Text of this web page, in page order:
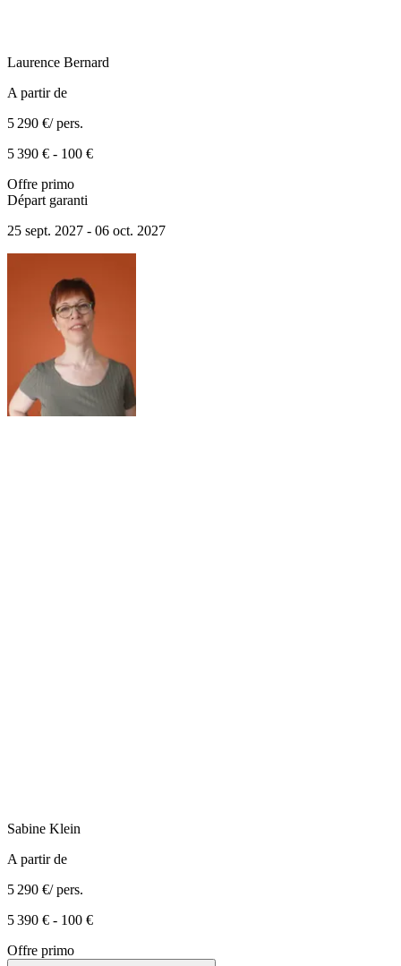
Laurence Bernard
A partir de
5 290 €/ pers.
5 390 € - 100 €
Offre primo
Départ garanti
25 sept. 2027 - 06 oct. 2027
Sabine Klein
A partir de
5 290 €/ pers.
5 390 € - 100 €
Offre primo